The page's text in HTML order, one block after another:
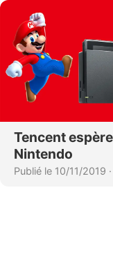
Tencent
Nintendo
Publié le 10/11/2019 ·